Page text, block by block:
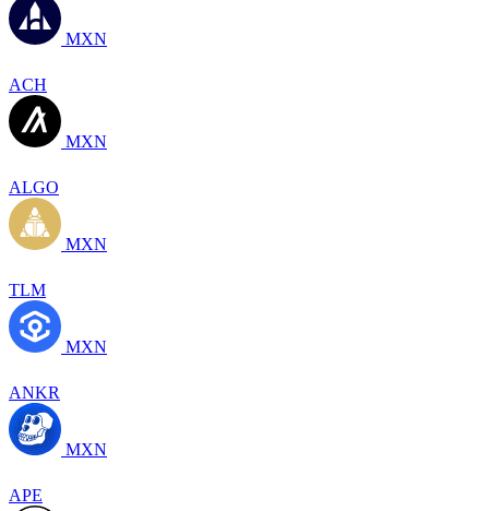
MXN
ACH
MXN
ALGO
MXN
TLM
MXN
ANKR
MXN
APE